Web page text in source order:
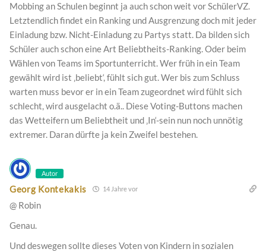
Mobbing an Schulen beginnt ja auch schon weit vor SchülerVZ.
Letztendlich findet ein Ranking und Ausgrenzung doch mit jeder
Einladung bzw. Nicht-Einladung zu Partys statt. Da bilden sich
Schüler auch schon eine Art Beliebtheits-Ranking. Oder beim
Wählen von Teams im Sportunterricht. Wer früh in ein Team
gewählt wird ist ‚beliebt‘, fühlt sich gut. Wer bis zum Schluss
warten muss bevor er in ein Team zugeordnet wird fühlt sich
schlecht, wird ausgelacht o.ä.. Diese Voting-Buttons machen
das Wetteifern um Beliebtheit und ‚In‘-sein nun noch unnötig
extremer. Daran dürfte ja kein Zweifel bestehen.
Autor
Georg Kontekakis 14 Jahre vor
@ Robin
Genau.
Und deswegen sollte dieses Voten von Kindern in sozialen